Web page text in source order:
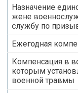
Назначение
жене
службу по
Ежегодная
Компенсация в
которым
военной травмы